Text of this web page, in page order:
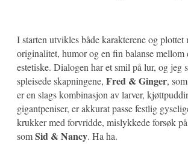
I starten utvikles både karakterene og plottet
originalitet, humor og en fin balanse mellom
estetiske. Dialogen har et smil på lur, og jeg
spleisede skapningene, Fred & Ginger,
er en slags kombinasjon av larver,
gigantpeniser, er akkurat passe festlig
krukker med forvridde, mislykkede forsøk
somSid & Nancy. Ha ha.